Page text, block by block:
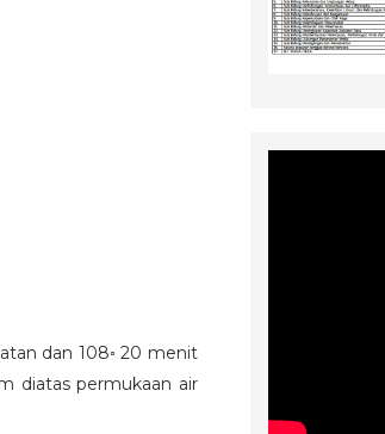
dan 108◦ 20 menit
diatas permukaan air